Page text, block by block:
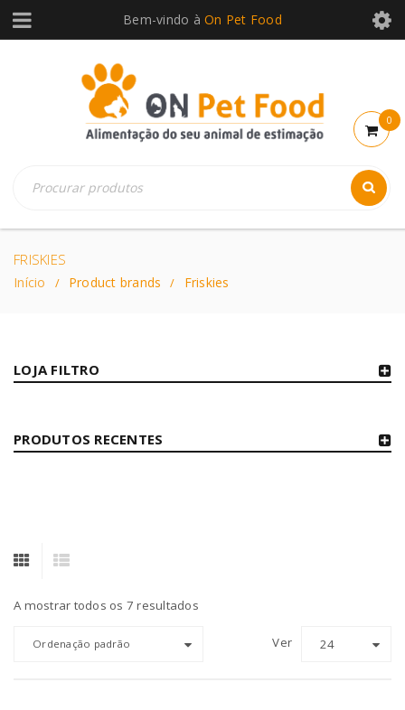
Bem-vindo àOn Pet Food
0
FRISKIES
Início / Product brands / Friskies
LOJA FILTRO
PRODUTOS RECENTES
A mostrar todos os 7 resultados
Ordenação padrão Ver 24